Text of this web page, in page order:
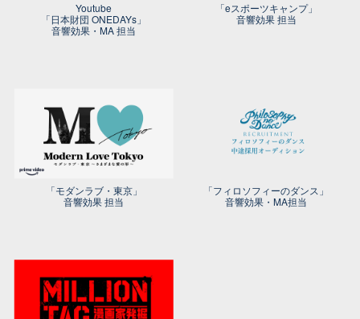
Youtube
「日本財団 ONEDAYs」
音響効果・MA 担当
「eスポーツキャンプ」
音響効果 担当
「モダンラブ・東京」
音響効果 担当
「フィロソフィーのダンス」
音響効果・MA担当